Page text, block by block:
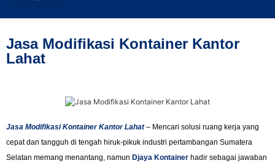
Jasa Modifikasi Kontainer Kantor
Lahat
Jasa Modifikasi Kontainer Kantor Lahat– Mencari solusi ruang kerja yang
cepat dan tangguh di tengah hiruk-pikuk industri pertambangan Sumatera
Selatan memang menantang, namun Djaya Kontainer hadir sebagai jawaban